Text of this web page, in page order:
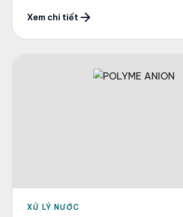
Xem chi tiết arrow_forward
XỬ LÝ NƯỚC